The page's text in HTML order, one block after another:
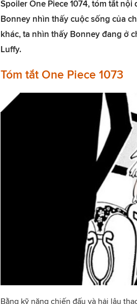
Spoiler One Piece 1074, tóm tắt
Bonney nhìn thấy cuộc sống của
khác, ta nhìn thấy Bonney đang ở
Luffy.
Tóm tắt One Piece 1073
Bằng kỹ năng chiến đấu và hải lâu